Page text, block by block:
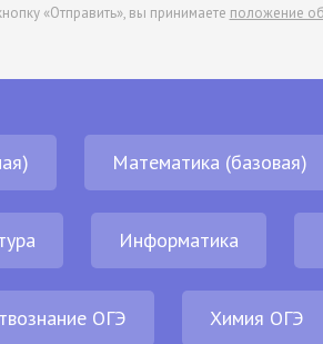
«Отправить», вы принимаете положение
Математика (базовая)
Информатика
ОГЭ Химия ОГЭ